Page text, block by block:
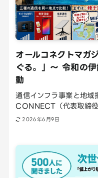
オールコネクトマガ
ぐる。」〜 令和の
動
通信インフラ事業と地域
CONNECT（代表取締役
2026年6月9日